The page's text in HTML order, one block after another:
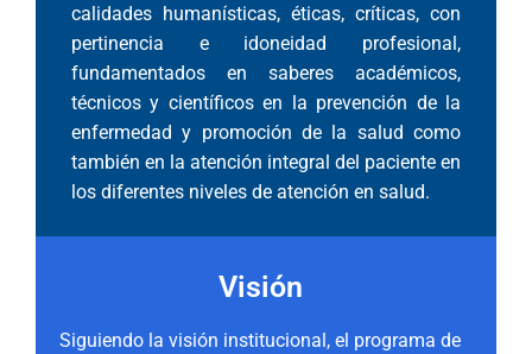
calidades humanísticas, éticas, críticas, con
pertinencia e idoneidad profesional,
fundamentados en saberes académicos,
técnicos y científicos en la prevención de la
enfermedad y promoción de la salud como
también en la atención integral del paciente en
los diferentes niveles de atención en salud.
Visión
Siguiendo la visión institucional, el programa de